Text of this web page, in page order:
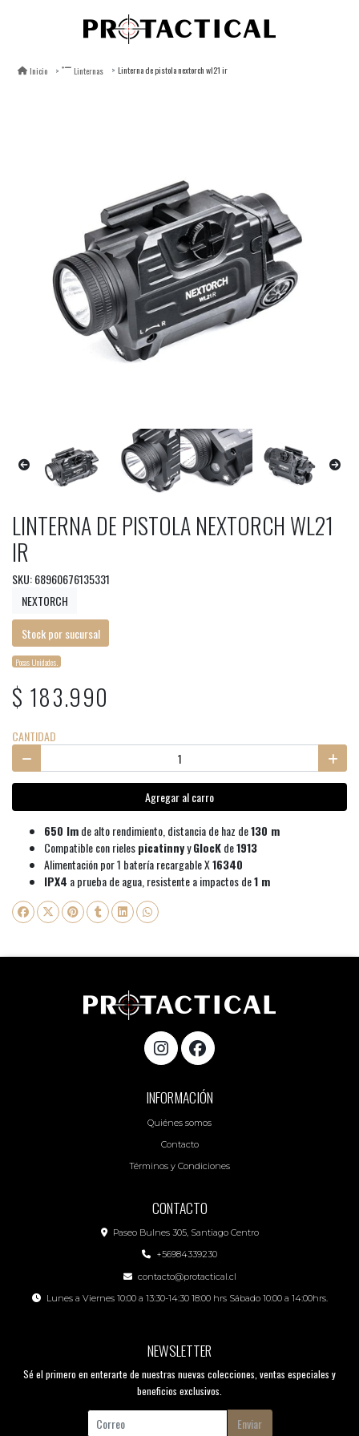
Inicio Linternas Linterna de pistola nextorch wl21 ir
LINTERNA DE PISTOLA NEXTORCH WL21
IR
SKU: 68960676135331
NEXTORCH
Stock por sucursal
Pocas Unidades.
$ 183.990
CANTIDAD
Agregar al carro
650 lmde alto rendimiento, distancia de haz de130 m
Compatible con rielespicatinnyyGlocKde1913
Alimentación por 1 batería recargable X16340
IPX4 a prueba de agua, resistente a impactos de1 m
INFORMACIÓN
Quiénes somos
Contacto
Términos y Condiciones
CONTACTO
Paseo Bulnes 305, Santiago Centro
+56984339230
contacto@protactical.cl
Lunes a Viernes 10:00 a 13:30-14:30 18:00 hrs Sábado 10:00 a 14:00hrs.
NEWSLETTER
Sé el primero en enterarte de nuestras nuevas colecciones, ventas especiales y
beneficios exclusivos.
Enviar